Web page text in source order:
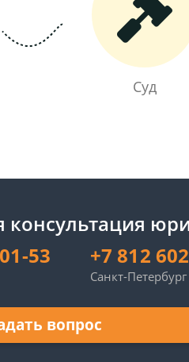
Суд
консультация
53
+7 812
Санкт-Петербург
вопрос